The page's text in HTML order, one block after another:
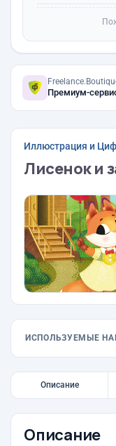
Премиум-
Иллюстрация и
Лисенок и
ИСПОЛЬЗУЕМЫЕ
Описание
Описание